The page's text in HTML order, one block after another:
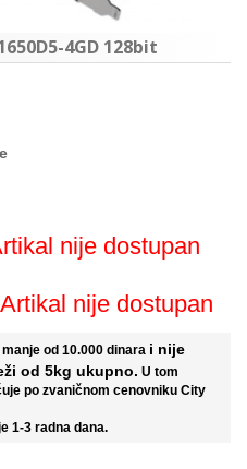
4GD 128bit
nije dostupan
Artikal nije dostupan
od 10.000 dinara i nije
od 5kg ukupno. U tom
po zvaničnom cenovniku City
1-3 radna dana.